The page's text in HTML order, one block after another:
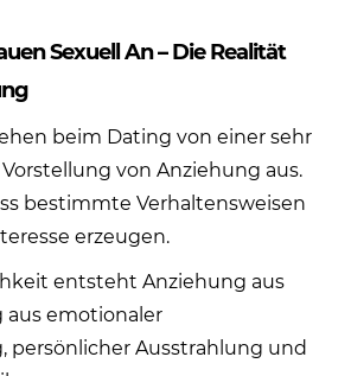
Sexuell An – Die Realität
beim Dating von einer sehr
von Anziehung aus.
bestimmte Verhaltensweisen
erzeugen.
entsteht Anziehung aus
aus emotionaler
persönlicher Ausstrahlung und